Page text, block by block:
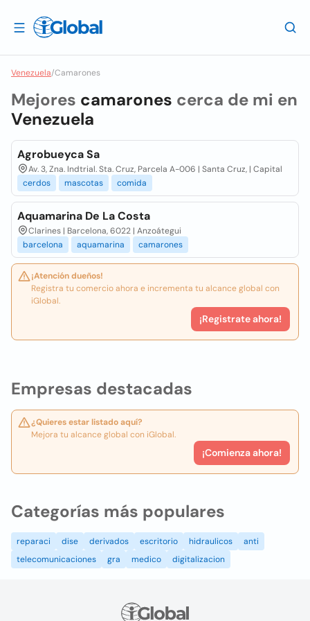
Venezuela/Camarones
Empresas destacadas
¿Quieres estar listado aquí?
Mejora tu alcance global con iGlobal.
¡Comienza ahora!
Mejores camarones cerca de mi en
Venezuela
Agrobueyca Sa
Av. 3, Zna. Indtrial. Sta. Cruz, Parcela A-006 | Santa Cruz, | Capital
cerdos
mascotas comida
Aquamarina De La Costa
Clarines | Barcelona, 6022 | Anzoátegui
barcelona
aquamarina camarones
¡Atención dueños!
Registra tu comercio ahora e incrementa tu alcance global con
iGlobal.
¡Registrate ahora!
Categorías más populares
reparaci dise derivados escritorio hidraulicos
anti
telecomunicaciones
gra medico digitalizacion